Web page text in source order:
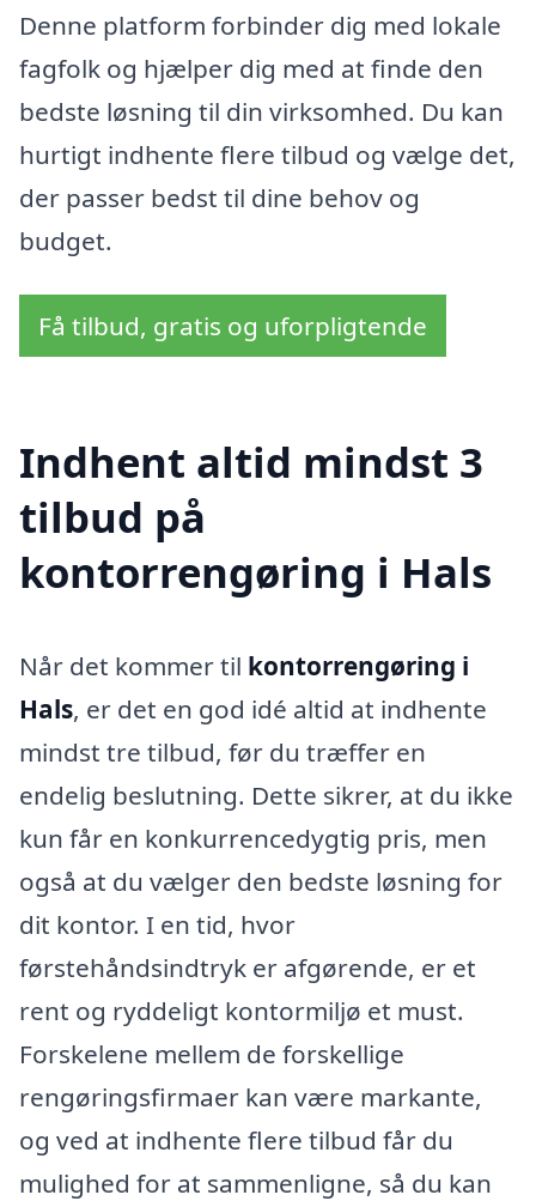
Denne platform forbinder dig med lokale
fagfolk og hjælper dig med at finde den
bedste løsning til din virksomhed. Du kan
hurtigt indhente flere tilbud og vælge det,
der passer bedst til dine behov og
budget.
Få tilbud, gratis og uforpligtende
Indhent altid mindst 3
tilbud på
kontorrengøring i Hals
Når det kommer til kontorrengøring i
Hals, er det en god idé altid at indhente
mindst tre tilbud, før du træffer en
endelig beslutning. Dette sikrer, at du ikke
kun får en konkurrencedygtig pris, men
også at du vælger den bedste løsning for
dit kontor. I en tid, hvor
førstehåndsindtryk er afgørende, er et
rent og ryddeligt kontormiljø et must.
Forskelene mellem de forskellige
rengøringsfirmaer kan være markante,
og ved at indhente flere tilbud får du
mulighed for at sammenligne, så du kan